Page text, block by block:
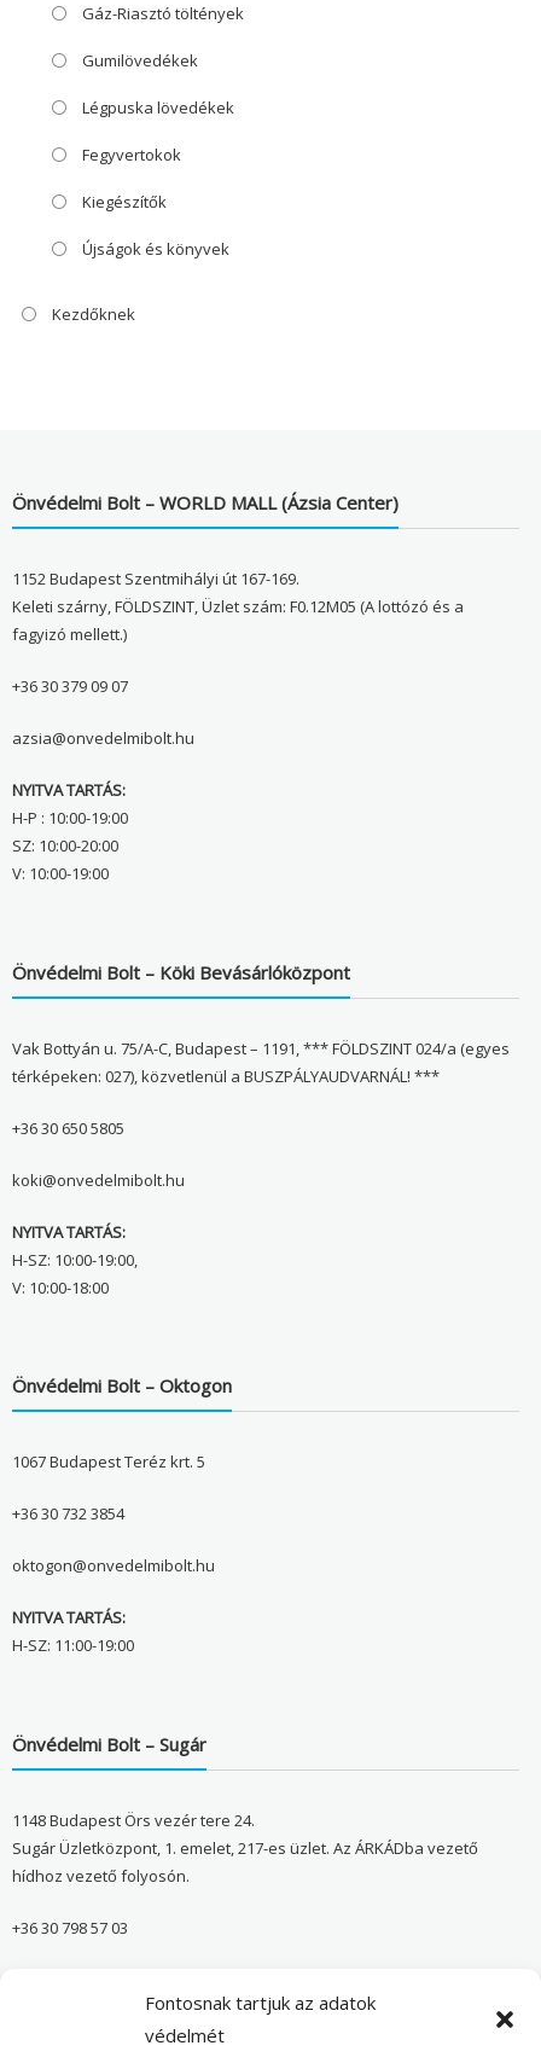
Fontosnak tartjuk az adatok
védelmét
Gáz-Riasztó töltények
Gumilövedékek
Légpuska lövedékek
Fegyvertokok
Kiegészítők
Újságok és könyvek
Kezdőknek
Önvédelmi Bolt – WORLD MALL (Ázsia Center)
1152 Budapest Szentmihályi út 167-169.
Keleti szárny, FÖLDSZINT, Üzlet szám: F0.12M05 (A lottózó és a
fagyizó mellett.)
+36 30 379 09 07
azsia@onvedelmibolt.hu
NYITVA TARTÁS:
H-P : 10:00-19:00
SZ: 10:00-20:00
V: 10:00-19:00
Önvédelmi Bolt – Köki Bevásárlóközpont
Vak Bottyán u. 75/A-C, Budapest – 1191, *** FÖLDSZINT 024/a (egyes
térképeken: 027), közvetlenül a BUSZPÁLYAUDVARNÁL! ***
+36 30 650 5805
koki@onvedelmibolt.hu
NYITVA TARTÁS:
H-SZ: 10:00-19:00,
V: 10:00-18:00
Önvédelmi Bolt – Oktogon
1067 Budapest Teréz krt. 5
+36 30 732 3854
oktogon@onvedelmibolt.hu
NYITVA TARTÁS:
H-SZ: 11:00-19:00
Önvédelmi Bolt – Sugár
1148 Budapest Örs vezér tere 24.
Sugár Üzletközpont, 1. emelet, 217-es üzlet. Az ÁRKÁDba vezető
hídhoz vezető folyosón.
+36 30 798 57 03